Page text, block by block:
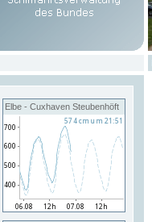
Elbe - Cuxhaven Steubenhöft